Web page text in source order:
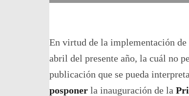
En virtud de la implementación
abril del presente año, la cuál no
publicación que se pueda
posponerla inauguración de la